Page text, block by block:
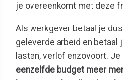
je overeenkomt met deze
Als werkgever betaal je
geleverde arbeid en betaal
lasten, verlof enzovoort. Je
eenzelfde budget meer